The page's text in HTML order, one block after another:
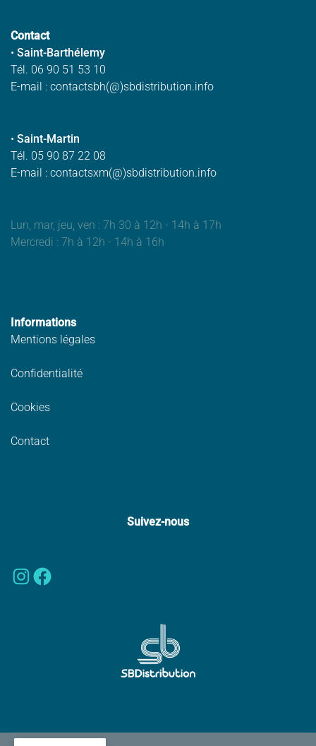
Contact
• Saint-Barthélemy
Tél. 06 90 51 53 10
E-mail : contactsbh(@)sbdistribution.info
• Saint-Martin
Tél. 05 90 87 22 08
E-mail : contactsxm(@)sbdistribution.info
Lun, mar, jeu, ven : 7h 30 à 12h - 14h à 17h
Mercredi : 7h à 12h - 14h à 16h
Informations
Mentions légales
Confidentialité
Cookies
Contact
Suivez-nous
Instagram
Facebook